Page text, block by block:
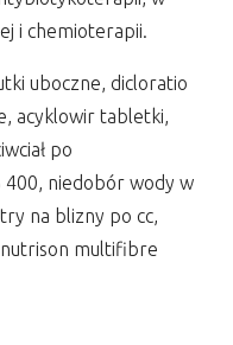
i chemioterapii.
uboczne, dicloratio
acyklowir tabletki,
po
400, niedobór wody w
na blizny po cc,
nutrison multifibre